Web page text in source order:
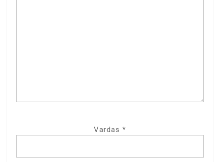
Vardas *